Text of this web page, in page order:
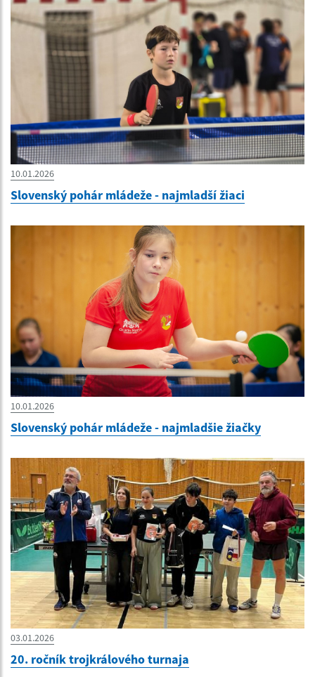
10.01.2026
Slovenský pohár mládeže - najmladší žiaci
10.01.2026
Slovenský pohár mládeže - najmladšie žiačky
03.01.2026
20. ročník trojkrálového turnaja